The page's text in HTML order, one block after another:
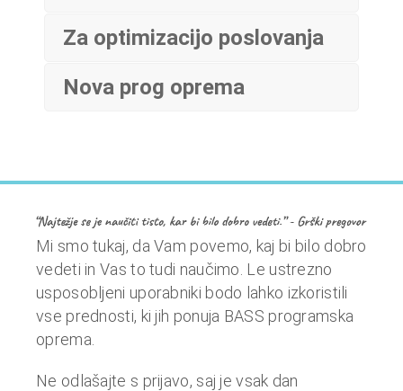
Za optimizacijo poslovanja
Nova prog oprema
Mi smo tukaj, da Vam povemo, kaj bi bilo dobro
vedeti in Vas to tudi naučimo. Le ustrezno
usposobljeni uporabniki bodo lahko izkoristili
vse prednosti, ki jih ponuja BASS programska
oprema.
Ne odlašajte s prijavo, saj je vsak dan